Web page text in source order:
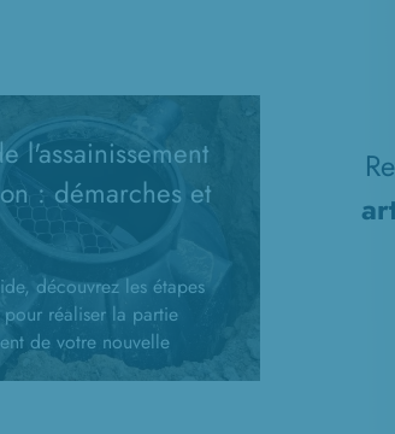
l'assainissement
: démarches et
découvrez les étapes
pour réaliser la partie
de votre nouvelle
: démarches